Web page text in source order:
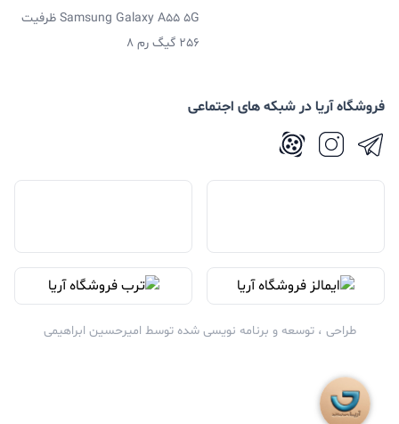
Samsung Galaxy A55 5G ظرفیت
256 گیگ رم 8
فروشگاه آریا در شبکه های اجتماعی
طراحی ، توسعه و برنامه نویسی شده توسط امیرحسین ابراهیمی